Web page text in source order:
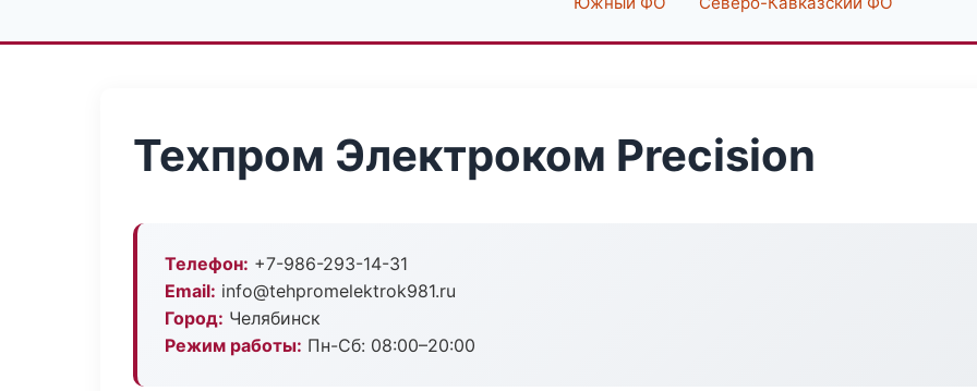
Техпром Электроком Precision
Телефон: +7-986-293-14-31
Email: info@tehpromelektrok981.ru
Город: Челябинск
Режим работы: Пн-Сб: 08:00–20:00